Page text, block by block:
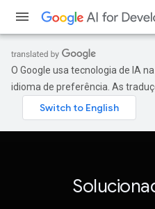
O Google usa tecnologia de IA
idioma de preferência. As